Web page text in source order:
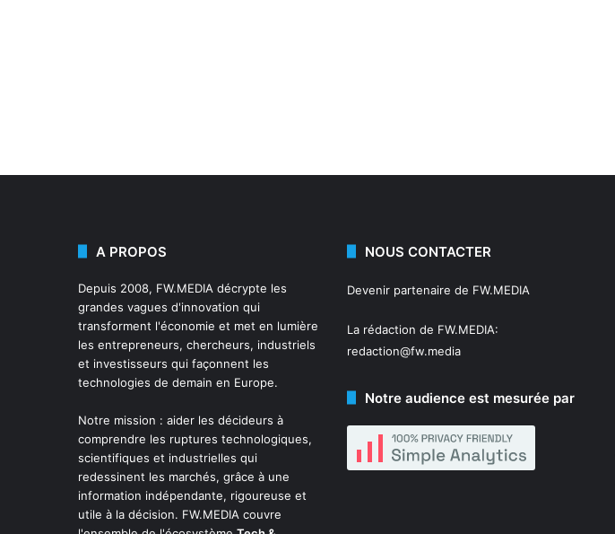
A PROPOS
Depuis 2008, FW.MEDIA décrypte les
grandes vagues d'innovation qui
transforment l'économie et met en lumière
les entrepreneurs, chercheurs, industriels
et investisseurs qui façonnent les
technologies de demain en Europe.
Notre mission : aider les décideurs à
comprendre les ruptures technologiques,
scientifiques et industrielles qui
redessinent les marchés, grâce à une
information indépendante, rigoureuse et
utile à la décision. FW.MEDIA couvre
NOUS CONTACTER
Devenir partenaire de FW.MEDIA
La rédaction de FW.MEDIA:
redaction@fw.media
Notre audience est mesurée par